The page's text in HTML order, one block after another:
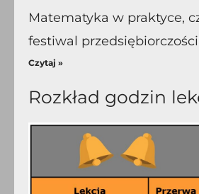
Matematyka w praktyce,
festiwal
Czytaj »
Rozkład godzin